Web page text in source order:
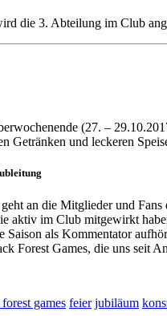
die 3. Abteilung im Club
(27. –
Getränken und leckeren
an die Mitglieder und
aktiv im Club mitgewirkt
Saison als Kommentator
Forest Games, die uns seit
games feier jubiläum